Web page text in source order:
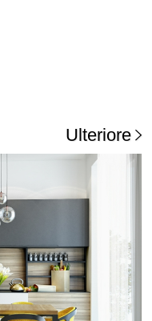
Ulteriore